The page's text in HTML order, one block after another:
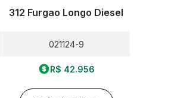
312 Furgao Longo Diesel
021124-9
R$ 42.956